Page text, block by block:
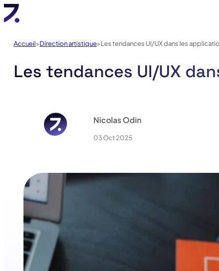
Les tendances UI/UX
Accueil Direction artistique Les tendances UI/UX dans les
Nicolas Odin
03 Oct 2025